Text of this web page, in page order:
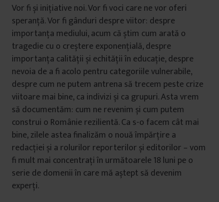
Vor fi și inițiative noi. Vor fi voci care ne vor oferi
speranță. Vor fi gânduri despre viitor: despre
importanța mediului, acum că știm cum arată o
tragedie cu o creștere exponențială, despre
importanța calității și echității în educație, despre
nevoia de a fi acolo pentru categoriile vulnerabile,
despre cum ne putem antrena să trecem peste crize
viitoare mai bine, ca indivizi și ca grupuri. Asta vrem
să documentăm: cum ne revenim și cum putem
construi o Românie rezilientă. Ca s-o facem cât mai
bine, zilele astea finalizăm o nouă împărțire a
redacției și a rolurilor reporterilor și editorilor – vom
fi mult mai concentrați în următoarele 18 luni pe o
serie de domenii în care mă aștept să devenim
experți.